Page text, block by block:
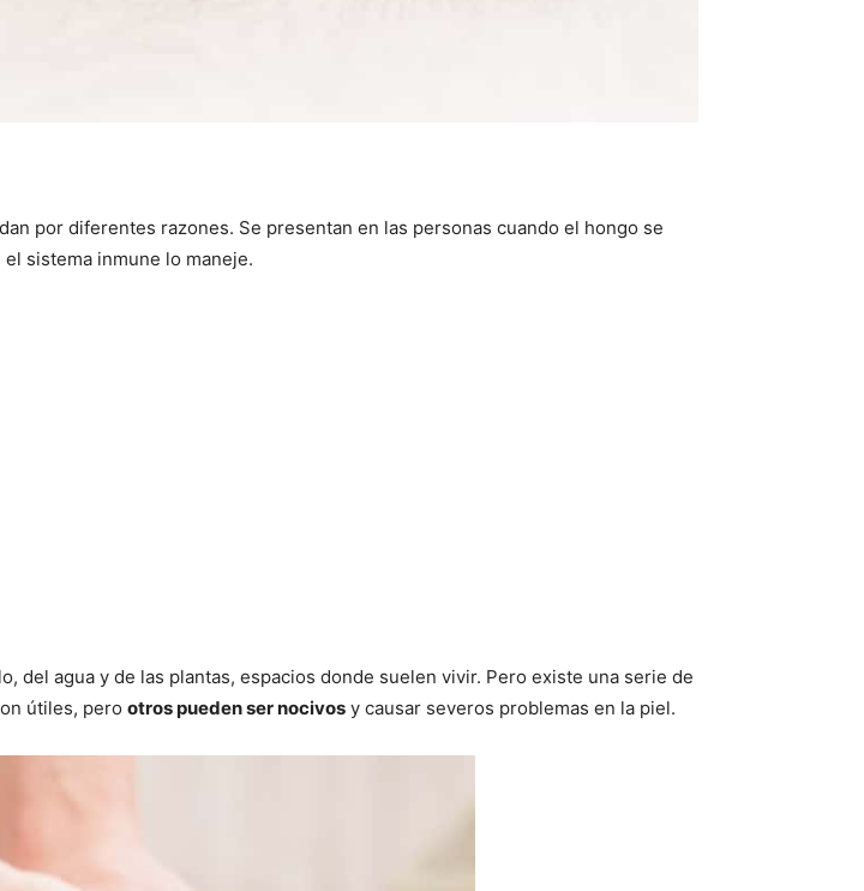
por diferentes razones. Se presentan en las personas cuando el hongo se
sistema inmune lo maneje.
del agua y de las plantas, espacios donde suelen vivir. Pero existe una serie de
útiles, pero otros pueden ser nocivos y causar severos problemas en la piel.